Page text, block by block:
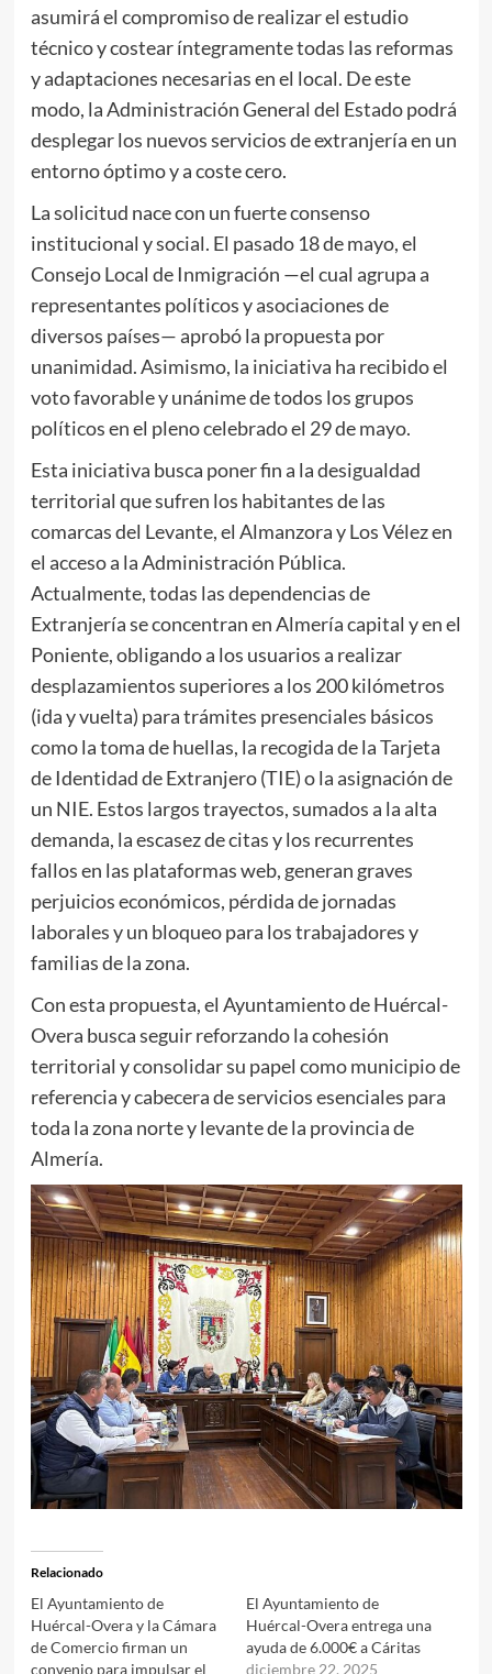
asumirá el compromiso de realizar el estudio
técnico y costear íntegramente todas las reformas
y adaptaciones necesarias en el local. De este
modo, la Administración General del Estado podrá
desplegar los nuevos servicios de extranjería en un
entorno óptimo y a coste cero.
La solicitud nace con un fuerte consenso
institucional y social. El pasado 18 de mayo, el
Consejo Local de Inmigración —el cual agrupa a
representantes políticos y asociaciones de
diversos países— aprobó la propuesta por
unanimidad. Asimismo, la iniciativa ha recibido el
voto favorable y unánime de todos los grupos
políticos en el pleno celebrado el 29 de mayo.
Esta iniciativa busca poner fin a la desigualdad
territorial que sufren los habitantes de las
comarcas del Levante, el Almanzora y Los Vélez en
el acceso a la Administración Pública.
Actualmente, todas las dependencias de
Extranjería se concentran en Almería capital y en el
Poniente, obligando a los usuarios a realizar
desplazamientos superiores a los 200 kilómetros
(ida y vuelta) para trámites presenciales básicos
como la toma de huellas, la recogida de la Tarjeta
de Identidad de Extranjero (TIE) o la asignación de
un NIE. Estos largos trayectos, sumados a la alta
demanda, la escasez de citas y los recurrentes
fallos en las plataformas web, generan graves
perjuicios económicos, pérdida de jornadas
laborales y un bloqueo para los trabajadores y
familias de la zona.
Con esta propuesta, el Ayuntamiento de Huércal-
Overa busca seguir reforzando la cohesión
territorial y consolidar su papel como municipio de
referencia y cabecera de servicios esenciales para
toda la zona norte y levante de la provincia de
Almería.
Relacionado
El Ayuntamiento de
Huércal-Overa y la Cámara
de Comercio firman un
convenio para impulsar el
El Ayuntamiento de
Huércal-Overa entrega una
ayuda de 6.000€ a Cáritas
diciembre 22, 2025